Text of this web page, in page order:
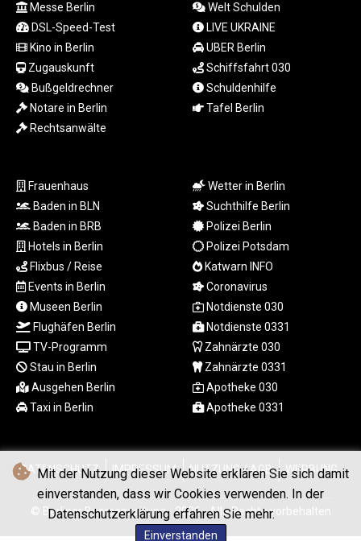
Mit der Nutzung dieser Website erklären Sie sich damit
einverstanden, dass wir Cookies verwenden. In der
Datenschutzerklärung erfahren Sie mehr.
Einverstanden
1642.584342
KWD 0.356596
KYD 0.961725
KZT 540.782319
LAK
26074.844302
LSL 18.823107
LTL 3.408332
LVL 0.698221
LYD 7.356456
MAD 10.767203
MDL 20.079427
MGA
MKD 61.52518
MMK
2423.376627
MNT
4150.658845
MUR 54.182173
MVR 17.833786
MWK
2001.034568
MXN 19.905129
Messe Berlin
DSL-Speed-Test
Kino in Berlin
Zugauskunft
Bußgeldrechner
Notare in Berlin
Rechtsanwälte
Welt Schulden
LIVE UKRAINE
UBER Berlin
Schiffsfahrt 030
Schuldenhilfe
Tafel Berlin
Frauenhaus
Baden in BLN
Baden in BRB
Hotels in Berlin
Flixbus / Reise
Events in Berlin
Museen Berlin
Flughäfen Berlin
TV-Programm
Stau in Berlin
Ausgehen Berlin
Taxi in Berlin
Wetter in Berlin
Suchthilfe Berlin
Polizei Berlin
Polizei Potsdam
Katwarn INFO
Coronavirus
Notdienste 030
Notdienste 0331
Zahnärzte 030
Zahnärzte 0331
Apotheke 030
Apotheke 0331
DATENSCHUTZ IMPRESSUM NUTZUNG / AGB WERBUNG
© Berliner Boersenzeitung - 2026 - Alle Rechte vorbehalten